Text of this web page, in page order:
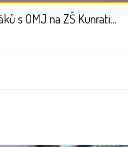
Podpora integrace žáků s OMJ na ZŠ Kunratice II